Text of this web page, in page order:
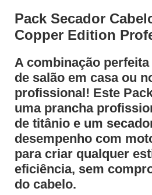
Pack Secador
Copper Edition
A combinação
de salão em casa ou
profissional! Este
uma prancha
de titânio e um
desempenho com
para criar qualquer
eficiência, sem
do cabelo.